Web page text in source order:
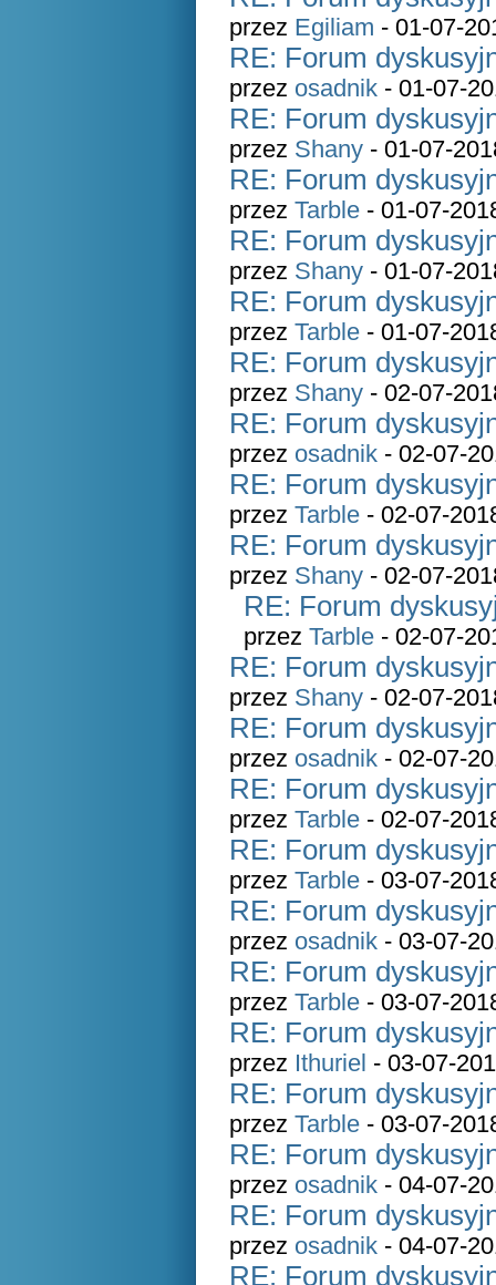
przez Egiliam - 01-07-
RE: Forum
przez osadnik - 01-07-
RE: Forum
przez Shany - 01-07-
RE: Forum
przez Tarble - 01-07-
RE: Forum
przez Shany - 01-07-
RE: Forum
przez Tarble - 01-07-
RE: Forum
przez Shany - 02-07-
RE: Forum
przez osadnik - 02-07-
RE: Forum
przez Tarble - 02-07-
RE: Forum
przez Shany - 02-07-
RE: Forum
przez Tarble - 02-07-
RE: Forum
przez Shany - 02-07-
RE: Forum
przez osadnik - 02-07-
RE: Forum
przez Tarble - 02-07-
RE: Forum
przez Tarble - 03-07-
RE: Forum
przez osadnik - 03-07-
RE: Forum
przez Tarble - 03-07-
RE: Forum
przez Ithuriel - 03-07-
RE: Forum
przez Tarble - 03-07-
RE: Forum
przez osadnik - 04-07-
RE: Forum
przez osadnik - 04-07-
RE: Forum